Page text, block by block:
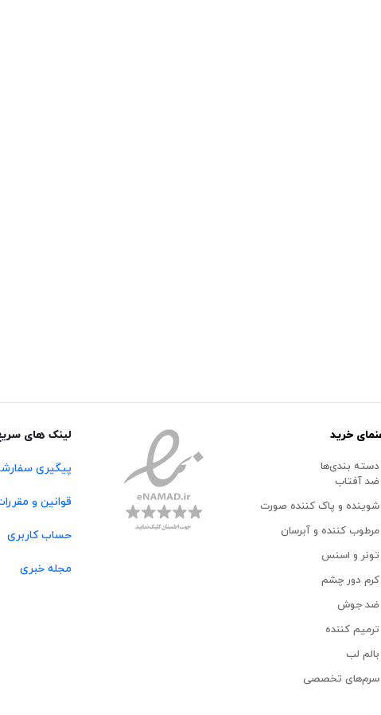
خرید
دسته بندی‌ها
ضد آفتاب
شوینده و پاک‌ کننده صورت
مرطوب کننده و آبرسان
تونر و اسنس
کرم دور چشم
ضد جوش
ترمیم کننده
بالم لب
سرم‌های تخصصی
لینک های
پیگیری
قوانین و
حساب کاربری
مجله خبری